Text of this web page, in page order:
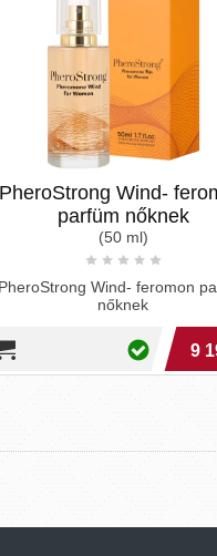
Wind- feromon
nőknek
feromon parfüm
9 190 Ft